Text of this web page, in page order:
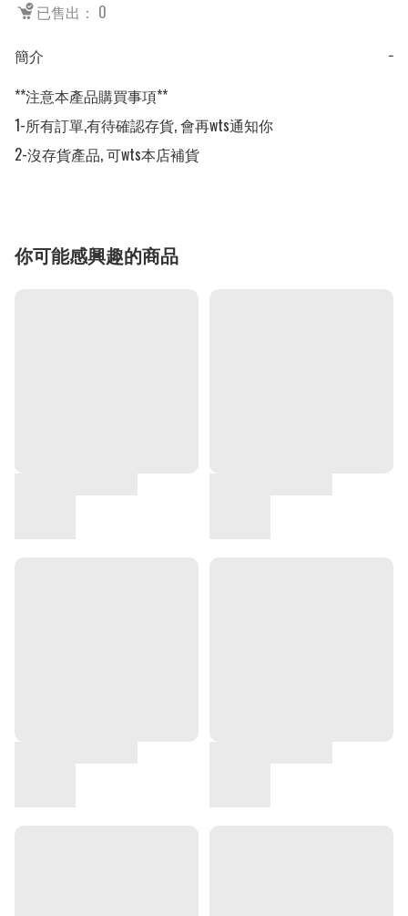
已售出： 0
簡介
−
**注意本產品購買事項**
1-所有訂單,有待確認存貨, 會再wts通知你
2-沒存貨產品, 可wts本店補貨
你可能感興趣的商品